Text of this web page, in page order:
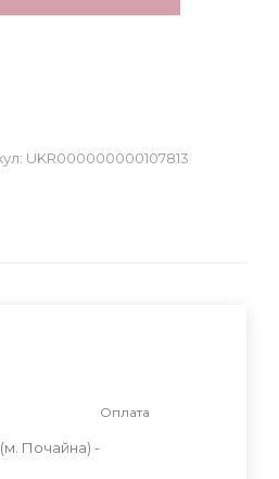
UKR000000000107813
Оплата
Почайна) -